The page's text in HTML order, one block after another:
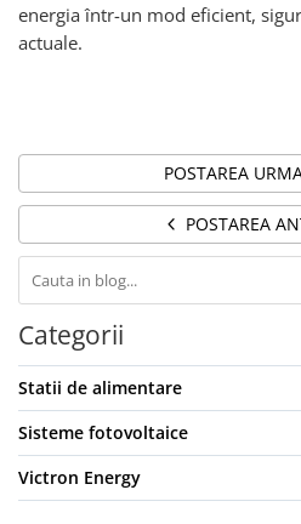
energia într-un mod eficient,
actuale.
POSTAREA
POSTAREA
Categorii
Statii de alimentare
Sisteme fotovoltaice
Victron Energy